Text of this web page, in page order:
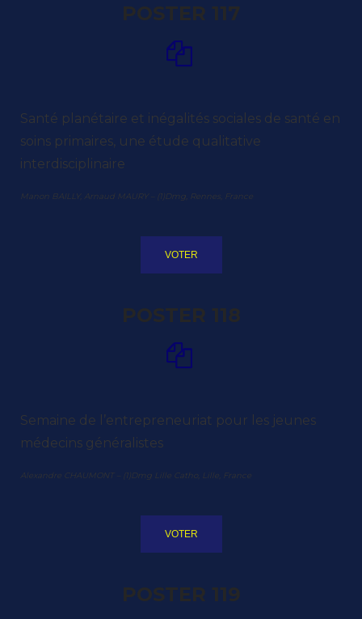
POSTER 117
Santé planétaire et inégalités sociales de santé en
soins primaires, une étude qualitative
interdisciplinaire
Manon BAILLY, Arnaud MAURY – (1)Dmg, Rennes, France
VOTER
POSTER 118
Semaine de l’entrepreneuriat pour les jeunes
médecins généralistes
Alexandre CHAUMONT – (1)Dmg Lille Catho, Lille, France
VOTER
POSTER 119